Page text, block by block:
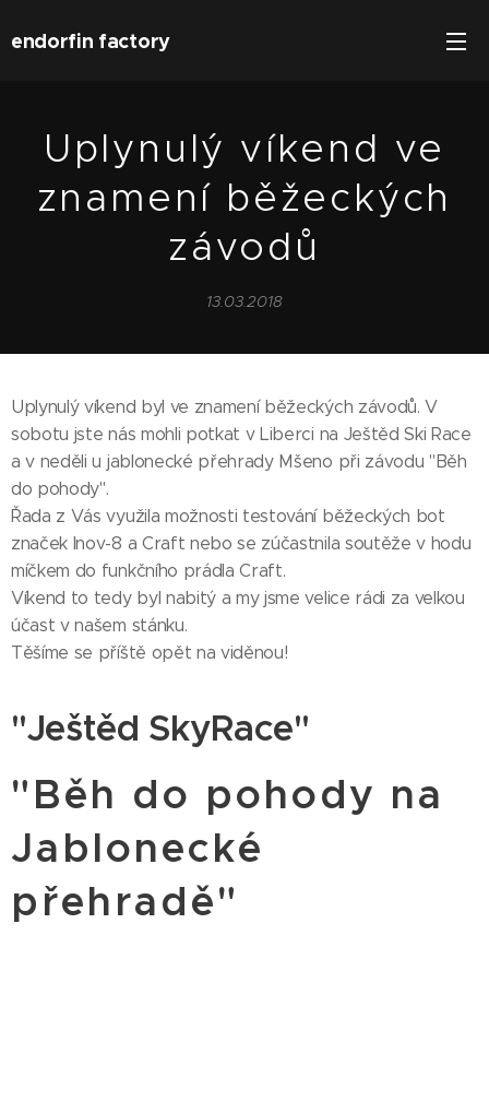
endorfin factory
Uplynulý víkend ve
znamení běžeckých
závodů
13.03.2018
Uplynulý víkend byl ve znamení běžeckých závodů. V
sobotu jste nás mohli potkat v Liberci na Ještěd Ski Race
a v neděli u jablonecké přehrady Mšeno při závodu "Běh
do pohody".
Řada z Vás využila možnosti testování běžeckých bot
značek Inov-8 a Craft nebo se zúčastnila soutěže v hodu
míčkem do funkčního prádla Craft.
Víkend to tedy byl nabitý a my jsme velice rádi za velkou
účast v našem stánku. 👏
Těšíme se příště opět na viděnou! 😀
"Ještěd SkyRace"
"Běh do pohody na
Jablonecké
přehradě"